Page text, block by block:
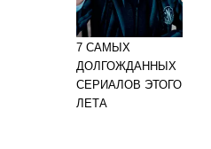
7 САМЫХ
ДОЛГОЖДАННЫХ
СЕРИАЛОВ ЭТОГО
ЛЕТА